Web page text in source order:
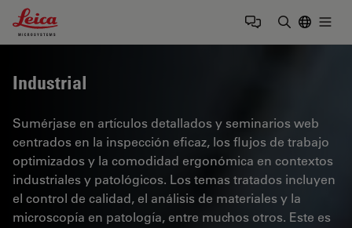
Leica Microsystems Logo
Industrial
Sumérjase en artículos detallados y seminarios web
centrados en la inspección eficaz, los flujos de trabajo
optimizados y la comodidad ergonómica en contextos
industriales y patológicos. Los temas tratados incluyen
el control de calidad, el análisis de materiales y la
microscopía en patología, entre muchos otros. Este es